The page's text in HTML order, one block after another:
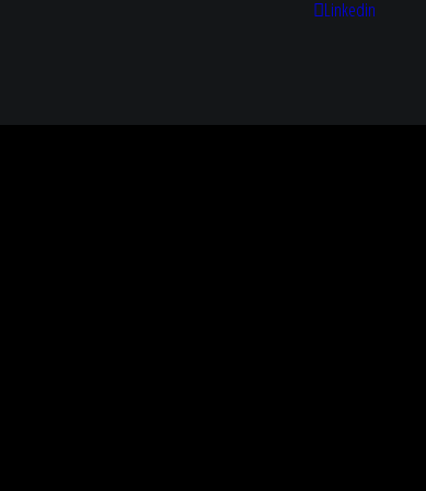
Linkedin